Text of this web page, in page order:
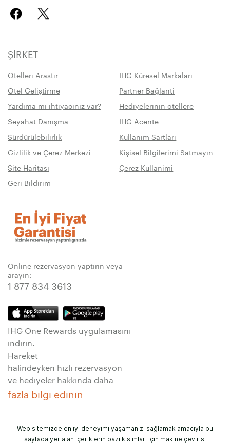
ŞIRKET
Otelleri Arastir
IHG Küresel Markalari
Otel Geliştirme
Partner Bağlanti
Yardıma mı ihtiyacınız var?
Hediyelerinin otellere
Seyahat Danışma
IHG Acente
Sürdürülebilirlik
Kullanim Sartlari
Gizlilik ve Çerez Merkezi
Kişisel Bilgilerimi Satmayın
Site Haritası
Çerez Kullanimi
Geri Bildirim
Online rezervasyon yaptırın veya
arayın:
1 877 834 3613
IHG One Rewards uygulamasını
indirin.
Hareket
halindeyken hızlı rezervasyon
ve hediyeler hakkında daha
fazla bilgi edinin
Web sitemizde en iyi deneyimi yaşamanızı sağlamak amacıyla bu
sayfada yer alan içeriklerin bazı kısımları için makine çevirisi